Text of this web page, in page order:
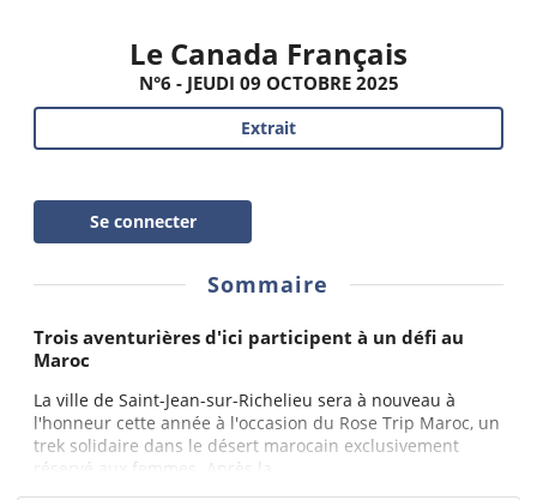
Le Canada Français
N°6 - JEUDI 09 OCTOBRE 2025
Extrait
Se connecter
Sommaire
Trois aventurières d'ici participent à un défi au
Maroc
La ville de Saint-Jean-sur-Richelieu sera à nouveau à
l'honneur cette année à l'occasion du Rose Trip Maroc, un
trek solidaire dans le désert marocain exclusivement
réservé aux femmes. Après la...